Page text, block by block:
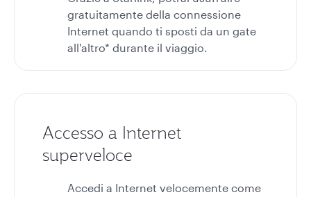
gratuitamente della connessione
Internet quando ti sposti da un gate
all'altro* durante il viaggio.
Accesso a Internet
superveloce
Accedi a Internet velocemente come